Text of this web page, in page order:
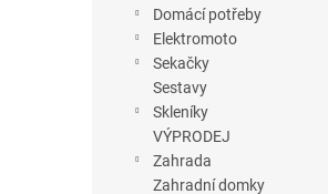
Domácí potřeby
Elektromoto
Sekačky
Sestavy
Skleníky
VÝPRODEJ
Zahrada
Zahradní domky